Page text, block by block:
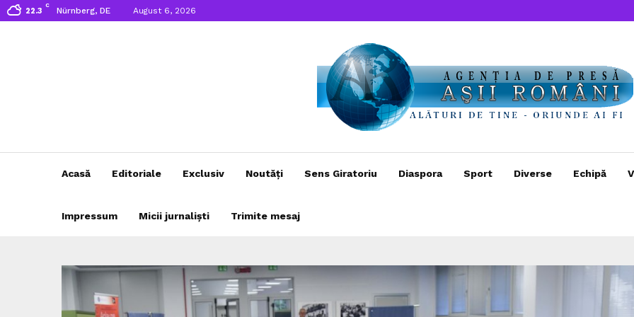
22.3
C
Nürnberg, DE August 6, 2026
Acasă Editoriale Exclusiv Noutăți Sens Giratoriu Diaspora Sport Diverse Echipă
Impressum Micii jurnaliști Trimite mesaj